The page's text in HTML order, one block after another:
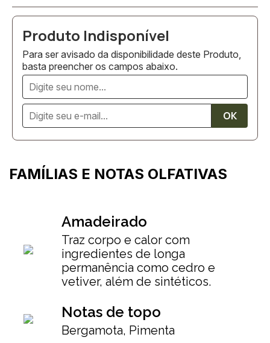
Para ser avisado da disponibilidade deste Produto,
basta preencher os campos abaixo.
FAMÍLIAS E NOTAS OLFATIVAS
Amadeirado
Traz corpo e calor com
ingredientes de longa
permanência como cedro e
vetiver, além de sintéticos.
Notas de topo
Bergamota, Pimenta